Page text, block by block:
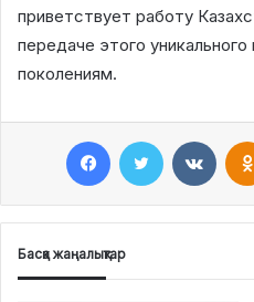
приветствует работу
передаче этого
поколениям.
Басқа жаңалықтар